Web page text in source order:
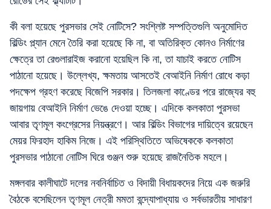
কী বলা হয়েছে পুরসভার সেই নোটিসে? সংশ্লিষ্ট সম্পত্তিগুলি অনুমোদিত
বিল্ডিং প্ল্যান মেনে তৈরি করা হয়েছে কি না, বা অতিরিক্ত কোনও নির্মাণের
ক্ষেত্রে তা রেগুলারাইজ করানো হয়েছিল কি না, তা যাচাই করতে নোটিস
পাঠানো হয়েছে। উল্লেখ্য, ক্ষমতায় আসতেই বেআইনি নির্মাণ রোধে কড়া
পদক্ষেপ গ্রহণ করেছে বিজেপি সরকার। তিলজলা কাণ্ডের পরে রাজ্যের বহু
জায়গায় বেআইনি নির্মাণ ভেঙে দেওয়া হচ্ছে। এদিকে কলকাতা পুরসভা
আবার তৃণমূল কংগ্রেসের নিয়ন্ত্রণে। আর বিল্ডিং বিভাগের দায়িত্বে রয়েছেন
মেয়র ফিরহাদ হাকিম নিজে। এই পরিস্থিতিতে অভিষেককে কলকাতা
পুরসভার পাঠানো নোটিস ঘিরে গুঞ্জন শুরু হয়েছে রাজনৈতিক মহলে।
মঙ্গলবার কালীঘাটে দলের নবনির্বাচিত ও বিদায়ী বিধায়কদের নিয়ে এক জরুরি
বৈঠকে বসেছিলেন তৃণমূল নেত্রী মমতা বন্দ্যোপাধ্যায় ও সর্বভারতীয় সাধারণ